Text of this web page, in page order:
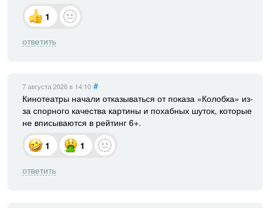
1
ответить
7 августа 2026 в 14:10 #
Кинотеатры начали отказываться от показа «Колобка» из-
за спорного качества картины и похабных шуток, которые
не вписываются в рейтинг 6+.
1
1
ответить